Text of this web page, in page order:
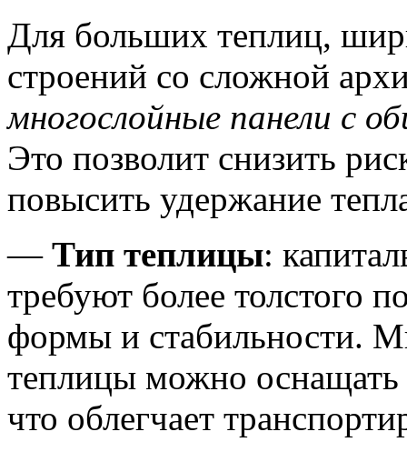
Для больших теплиц,
строений со сложной
многослойные панели с
Это позволит снизить
повысить удержание
— Тип теплицы:
требуют более толстого
формы и стабильности.
теплицы можно оснащать
что облегчает